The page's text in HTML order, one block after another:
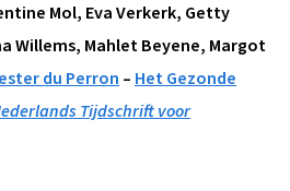
Mol, Eva Verkerk, Getty
Willems, Mahlet Beyene, Margot
du Perron–Het Gezonde
Tijdschrift voor